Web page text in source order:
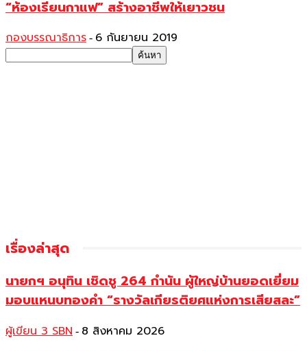
“ห้องเรียนกาแฟ” สร้างอาชีพให้เยาวชน
กองบรรณาธิการ - 6 กันยายน 2019
เรื่องล่าสุด
นายกฯ อนุทิน เชิดชู 264 กำนัน ผู้ใหญ่บ้านยอดเยี่ยม
มอบแหนบทองคำ “รางวัลเกียรติยศแห่งการเสียสละ”
ผู้เขียน 3 SBN - 8 สิงหาคม 2026